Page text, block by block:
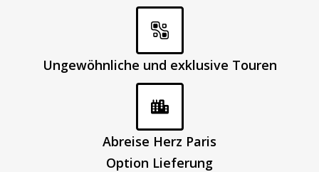
Ungewöhnliche und exklusive Touren
Abreise Herz Paris
Option Lieferung